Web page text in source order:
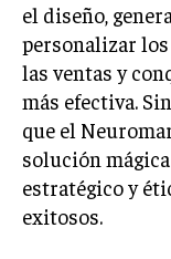
el diseño,
personalizar los
las ventas y
más efectiva.
que el
solución
estratégico y
exitosos.